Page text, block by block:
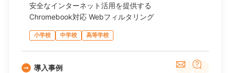
安全なインターネット活用を提供する
Chromebook対応 Webフィルタリング
小学校 中学校 高等学校
導入事例